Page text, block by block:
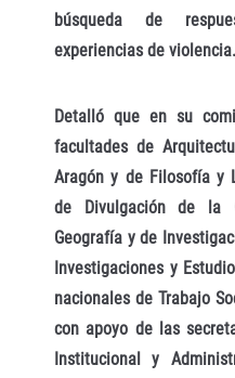
búsqueda de
experiencias de violencia.
Detalló que en su
facultades de
Aragón y de Filosofía y
de Divulgación de la
Geografía y de
Investigaciones y
nacionales de Trabajo
con apoyo de las
Institucional y